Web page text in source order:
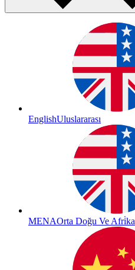
EnglishUluslararası
MENAOrta Doğu Ve Afri̇ka